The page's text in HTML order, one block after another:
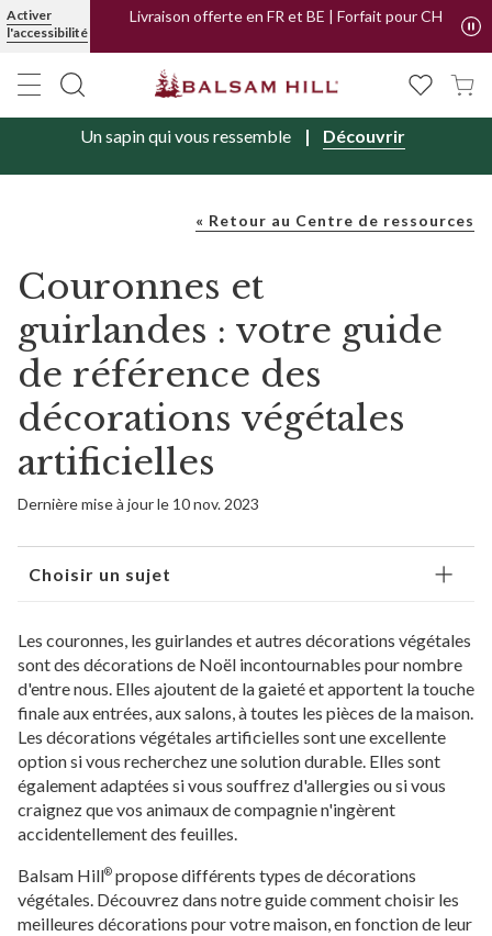
Activer
l'accessibilité
Livraison offerte en FR et BE | Forfait pour CH
Un sapin qui vous ressemble Découvrir
« Retour au Centre de ressources
Couronnes et
guirlandes : votre guide
de référence des
décorations végétales
artificielles
Dernière mise à jour le 10 nov. 2023
Choisir un sujet
Les couronnes, les guirlandes et autres décorations végétales
sont des décorations de Noël incontournables pour nombre
d'entre nous. Elles ajoutent de la gaieté et apportent la touche
finale aux entrées, aux salons, à toutes les pièces de la maison.
Les décorations végétales artificielles sont une excellente
option si vous recherchez une solution durable. Elles sont
également adaptées si vous souffrez d'allergies ou si vous
craignez que vos animaux de compagnie n'ingèrent
accidentellement des feuilles.
Balsam Hill® propose différents types de décorations
végétales. Découvrez dans notre guide comment choisir les
meilleures décorations pour votre maison, en fonction de leur